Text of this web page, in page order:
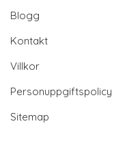
Blogg
Kontakt
Villkor
Personuppgiftspolicy
Sitemap